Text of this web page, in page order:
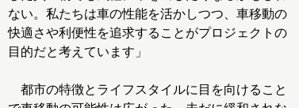
ない。私たちは車の性能を活かしつつ、車移動の
快適さや利便性を追求することがプロジェクトの
目的だと考えています」
都市の特徴とライフスタイルに目を向けること